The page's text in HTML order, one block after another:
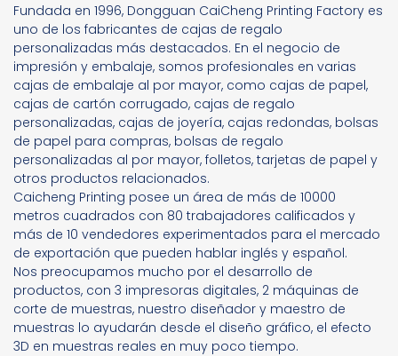
Fundada en 1996, Dongguan CaiCheng Printing Factory es
uno de los fabricantes de cajas de regalo
personalizadas más destacados. En el negocio de
impresión y embalaje, somos profesionales en varias
cajas de embalaje al por mayor, como cajas de papel,
cajas de cartón corrugado, cajas de regalo
personalizadas, cajas de joyería, cajas redondas, bolsas
de papel para compras, bolsas de regalo
personalizadas al por mayor, folletos, tarjetas de papel y
otros productos relacionados.
Caicheng Printing posee un área de más de 10000
metros cuadrados con 80 trabajadores calificados y
más de 10 vendedores experimentados para el mercado
de exportación que pueden hablar inglés y español.
Nos preocupamos mucho por el desarrollo de
productos, con 3 impresoras digitales, 2 máquinas de
corte de muestras, nuestro diseñador y maestro de
muestras lo ayudarán desde el diseño gráfico, el efecto
3D en muestras reales en muy poco tiempo.